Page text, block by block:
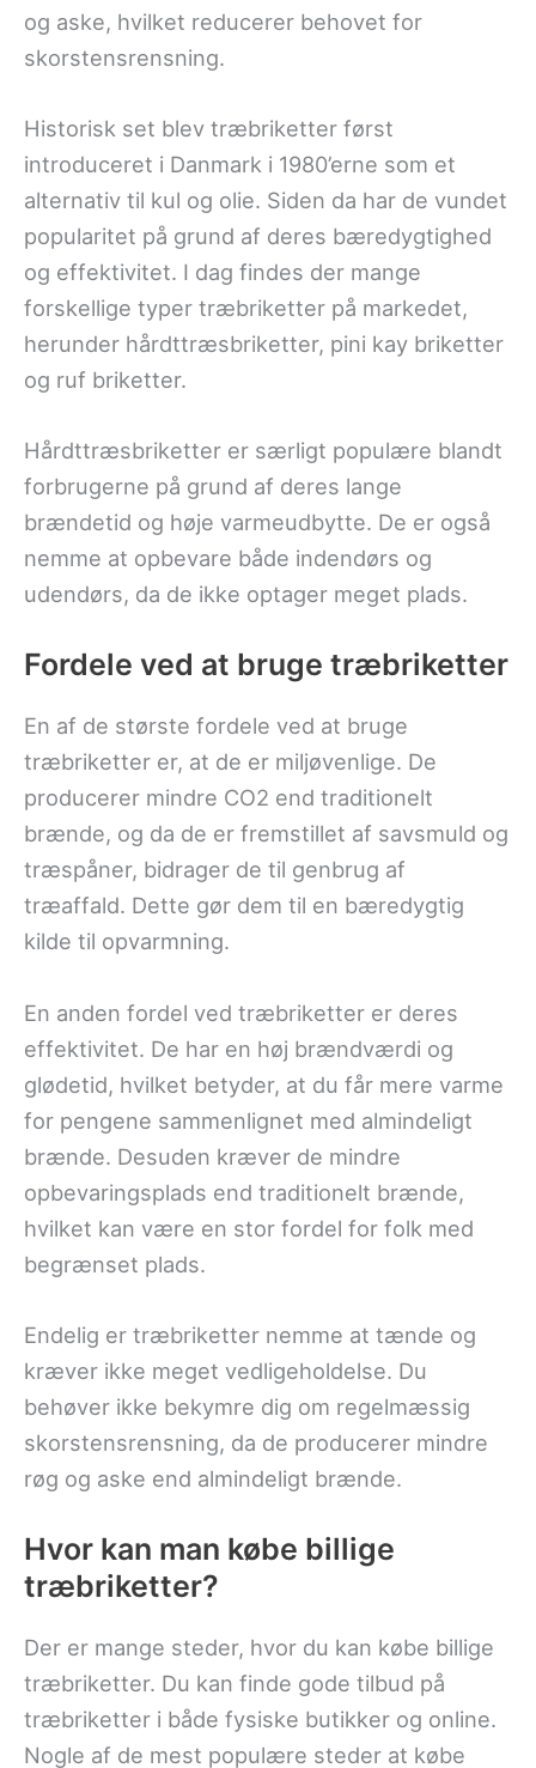
og aske, hvilket reducerer behovet for
skorstensrensning.
Historisk set blev træbriketter først
introduceret i Danmark i 1980’erne som et
alternativ til kul og olie. Siden da har de vundet
popularitet på grund af deres bæredygtighed
og effektivitet. I dag findes der mange
forskellige typer træbriketter på markedet,
herunder hårdttræsbriketter, pini kay briketter
og ruf briketter.
Hårdttræsbriketter er særligt populære blandt
forbrugerne på grund af deres lange
brændetid og høje varmeudbytte. De er også
nemme at opbevare både indendørs og
udendørs, da de ikke optager meget plads.
Fordele ved at bruge træbriketter
En af de største fordele ved at bruge
træbriketter er, at de er miljøvenlige. De
producerer mindre CO2 end traditionelt
brænde, og da de er fremstillet af savsmuld og
træspåner, bidrager de til genbrug af
træaffald. Dette gør dem til en bæredygtig
kilde til opvarmning.
En anden fordel ved træbriketter er deres
effektivitet. De har en høj brændværdi og
glødetid, hvilket betyder, at du får mere varme
for pengene sammenlignet med almindeligt
brænde. Desuden kræver de mindre
opbevaringsplads end traditionelt brænde,
hvilket kan være en stor fordel for folk med
begrænset plads.
Endelig er træbriketter nemme at tænde og
kræver ikke meget vedligeholdelse. Du
behøver ikke bekymre dig om regelmæssig
skorstensrensning, da de producerer mindre
røg og aske end almindeligt brænde.
Hvor kan man købe billige
træbriketter?
Der er mange steder, hvor du kan købe billige
træbriketter. Du kan finde gode tilbud på
træbriketter i både fysiske butikker og online.
Nogle af de mest populære steder at købe